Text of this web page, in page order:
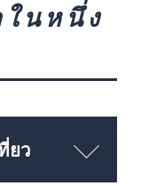
นหนึ่ง
ยว